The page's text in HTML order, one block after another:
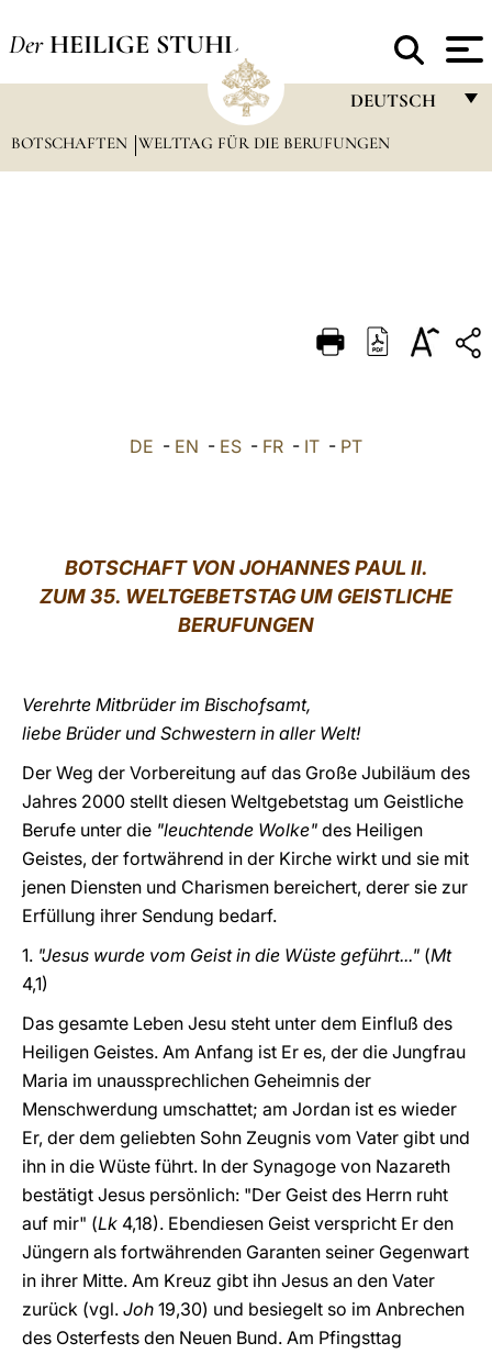
Der HEILIGE STUHL
DEUTSCH
FRANÇAIS
DEUTSCH
العربيّة
BOTSCHAFTEN WELTTAG FÜR DIE BERUFUNGEN
DE - EN - ES - FR - IT - PT
BOTSCHAFT VON JOHANNES PAUL II.
ZUM 35. WELTGEBETSTAG UM GEISTLICHE
BERUFUNGEN
Verehrte Mitbrüder im Bischofsamt,
liebe Brüder und Schwestern in aller Welt!
Der Weg der Vorbereitung auf das Große Jubiläum des
Jahres 2000 stellt diesen Weltgebetstag um Geistliche
Berufe unter die "leuchtende Wolke" des Heiligen
Geistes, der fortwährend in der Kirche wirkt und sie mit
jenen Diensten und Charismen bereichert, derer sie zur
Erfüllung ihrer Sendung bedarf.
1. "Jesus wurde vom Geist in die Wüste geführt..." (Mt
4,1)
Das gesamte Leben Jesu steht unter dem Einfluß des
Heiligen Geistes. Am Anfang ist Er es, der die Jungfrau
Maria im unaussprechlichen Geheimnis der
Menschwerdung umschattet; am Jordan ist es wieder
Er, der dem geliebten Sohn Zeugnis vom Vater gibt und
ihn in die Wüste führt. In der Synagoge von Nazareth
bestätigt Jesus persönlich: "Der Geist des Herrn ruht
auf mir" (Lk 4,18). Ebendiesen Geist verspricht Er den
Jüngern als fortwährenden Garanten seiner Gegenwart
in ihrer Mitte. Am Kreuz gibt ihn Jesus an den Vater
zurück (vgl. Joh 19,30) und besiegelt so im Anbrechen
des Osterfests den Neuen Bund. Am Pfingsttag